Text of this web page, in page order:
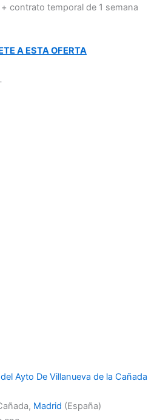
contrato temporal de 1 semana
A ESTA OFERTA
Ayto De Villanueva de la Cañada
Madrid (España)